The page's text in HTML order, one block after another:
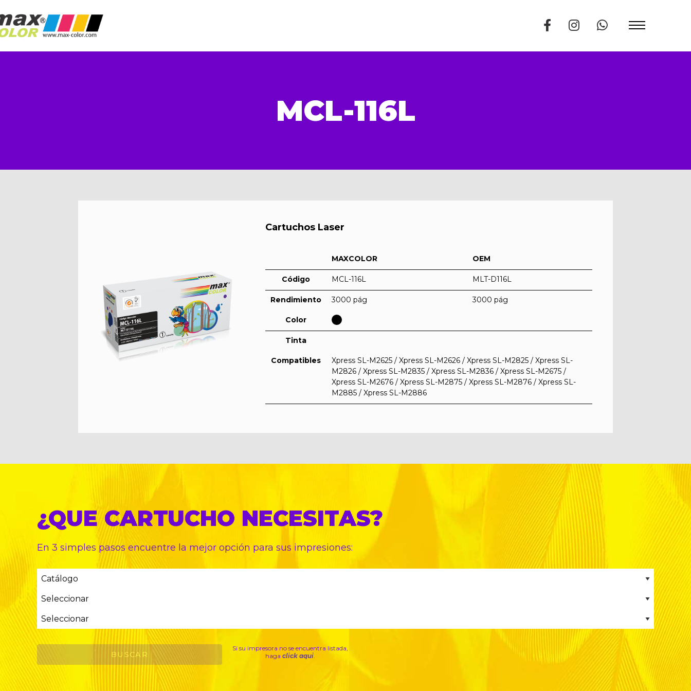
MCL-116L
Cartuchos Laser
MAXCOLOR OEM
Código MCL-116L MLT-D116L
Rendimiento 3000 pág 3000 pág
Color
Tinta
Compatibles
Xpress SL-M2625 / Xpress SL-M2626 / Xpress SL-M2825 / Xpress SL-
M2826 / Xpress SL-M2835 / Xpress SL-M2836 / Xpress SL-M2675 /
Xpress SL-M2676 / Xpress SL-M2875 / Xpress SL-M2876 / Xpress SL-
M2885 / Xpress SL-M2886
¿QUE CARTUCHO NECESITAS?
En 3 simples pasos encuentre la mejor opción para sus impresiones:
Si su impresora no se encuentra listada,
haga click aqui.